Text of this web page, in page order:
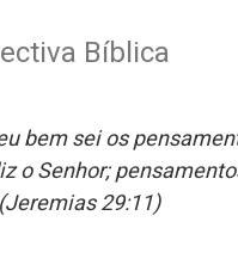
Bíblica
bem sei os
o Senhor;
29:11)